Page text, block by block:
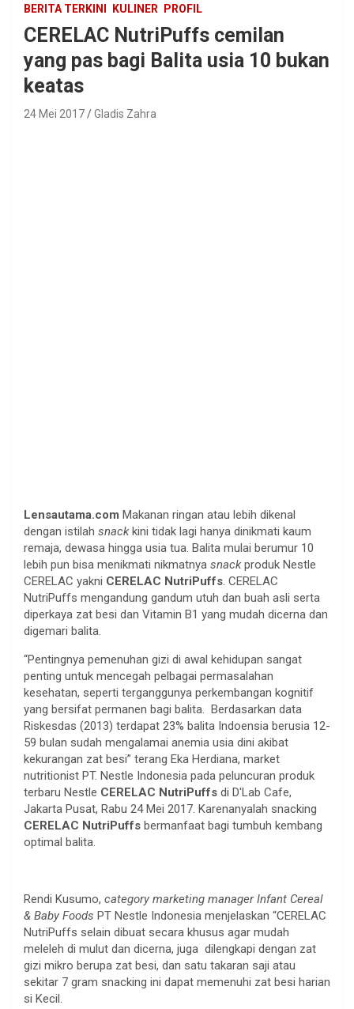
BERITA TERKINI KULINER PROFIL
CERELAC NutriPuffs cemilan
yang pas bagi Balita usia 10 bukan
keatas
24 Mei 2017 Gladis Zahra
Lensautama.com Makanan ringan atau lebih dikenal
dengan istilah snackkini tidak lagi hanya dinikmati kaum
remaja, dewasa hingga usia tua. Balita mulai berumur 10
lebih pun bisa menikmati nikmatnya snackproduk Nestle
CERELAC yakni CERELAC NutriPuffs. CERELAC
NutriPuffs mengandung gandum utuh dan buah asli serta
diperkaya zat besi dan Vitamin B1 yang mudah dicerna dan
digemari balita.
“Pentingnya pemenuhan gizi di awal kehidupan sangat
penting untuk mencegah pelbagai permasalahan
kesehatan, seperti terganggunya perkembangan kognitif
yang bersifat permanen bagi balita. Berdasarkan data
Riskesdas (2013) terdapat 23% balita Indoensia berusia 12-
59 bulan sudah mengalamai anemia usia dini akibat
kekurangan zat besi” terang Eka Herdiana, market
nutritionist PT. Nestle Indonesia pada peluncuran produk
terbaru Nestle CERELAC NutriPuffs di D'Lab Cafe,
Jakarta Pusat, Rabu 24 Mei 2017. Karenanyalah snacking
CERELAC NutriPuffs bermanfaat bagi tumbuh kembang
optimal balita.
Rendi Kusumo, category marketing manager Infant Cereal
& Baby Foods PT Nestle Indonesia menjelaskan “CERELAC
NutriPuffs selain dibuat secara khusus agar mudah
meleleh di mulut dan dicerna, juga dilengkapi dengan zat
gizi mikro berupa zat besi, dan satu takaran saji atau
sekitar 7 gram snacking ini dapat memenuhi zat besi harian
si Kecil.